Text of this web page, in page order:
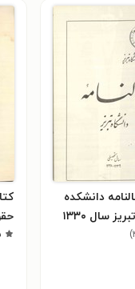
دانشکده
سال ۱۳۳۰
)